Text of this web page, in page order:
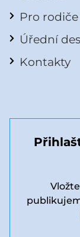
Pro rodiče
Úřední
Kontakty